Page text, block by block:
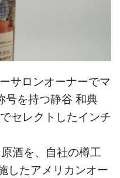
サロンオーナーでマ
号を持つ静谷 和典
セレクトしたインチ
酒を、自社の樽工
したアメリカンオー